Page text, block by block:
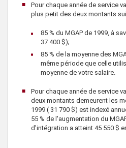
Pour chaque année de service
plus petit des deux montants
85 % du MGAP de 1999, à
37 400 $);
85 % de la moyenne des
même période que celle
moyenne de votre salaire.
Pour chaque année de service
deux montants demeurent les
1999 ( 31 790 $) est indexé
55 % de l'augmentation du
d'intégration a atteint 45 550 $